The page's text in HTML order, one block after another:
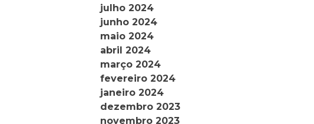
julho 2024
junho 2024
maio 2024
abril 2024
março 2024
fevereiro 2024
janeiro 2024
dezembro 2023
novembro 2023